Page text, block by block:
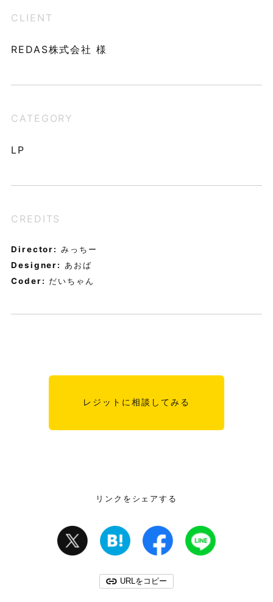
CLIENT
REDAS株式会社 様
CATEGORY
LP
CREDITS
Director:
みっちー
Designer:
あおば
Coder:
だいちゃん
レジットに相談してみる
リンクをシェアする
URLをコピー